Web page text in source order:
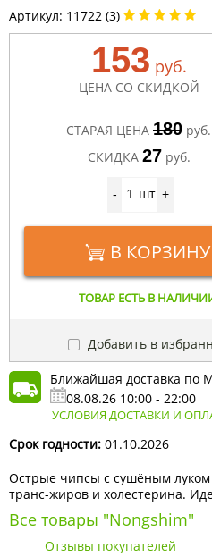
Артикул: 11722 (3)
153 руб.
ЦЕНА СО СКИДКОЙ
СТАРАЯ ЦЕНА 180 руб.
СКИДКА 27 руб.
- шт +
В КОРЗИНУ
ТОВАР ЕСТЬ В
Добавить в
Ближайшая доставка по
08.08.26 10:00 - 22:00
УСЛОВИЯ ДОСТАВКИ И
Срок годности: 01.10.2026
Острые чипсы с сушёным луком
транс-жиров и холестерина.
Все товары "Nongshim"
Отзывы покупателей